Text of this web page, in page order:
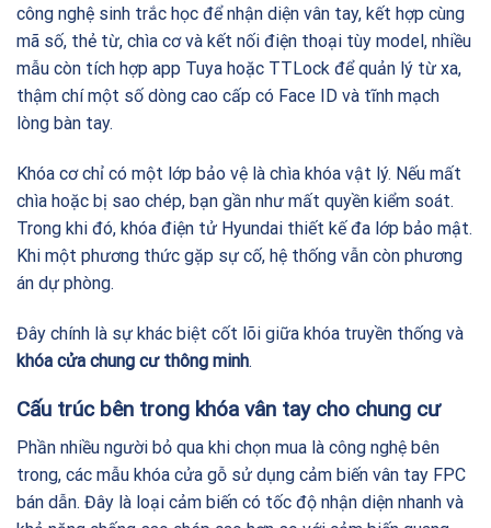
công nghệ sinh trắc học để nhận diện vân tay, kết hợp cùng
mã số, thẻ từ, chìa cơ và kết nối điện thoại tùy model, nhiều
mẫu còn tích hợp app Tuya hoặc TTLock để quản lý từ xa,
thậm chí một số dòng cao cấp có Face ID và tĩnh mạch
lòng bàn tay.
Khóa cơ chỉ có một lớp bảo vệ là chìa khóa vật lý. Nếu mất
chìa hoặc bị sao chép, bạn gần như mất quyền kiểm soát.
Trong khi đó, khóa điện tử Hyundai thiết kế đa lớp bảo mật.
Khi một phương thức gặp sự cố, hệ thống vẫn còn phương
án dự phòng.
Đây chính là sự khác biệt cốt lõi giữa khóa truyền thống và
khóa cửa chung cư thông minh.
Cấu trúc bên trong khóa vân tay cho chung cư
Phần nhiều người bỏ qua khi chọn mua là công nghệ bên
trong, các mẫu khóa cửa gỗ sử dụng cảm biến vân tay FPC
bán dẫn. Đây là loại cảm biến có tốc độ nhận diện nhanh và